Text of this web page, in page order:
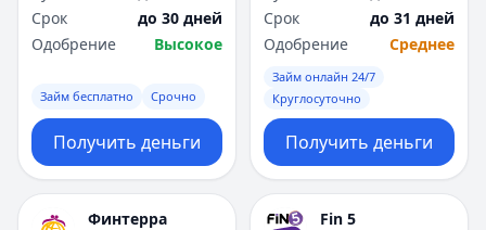
Срок
до 30 дней
Одобрение
Высокое
Займ бесплатно Срочно
Получить деньги
Срок
до 31 дней
Одобрение
Среднее
Займ онлайн 24/7
Круглосуточно
Получить деньги
Финтерра Fin 5